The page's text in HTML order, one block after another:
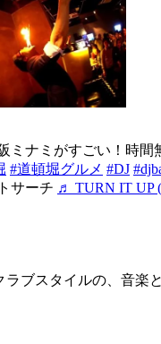
ミナミがすごい！時間
#道頓堀グルメ #DJ
サーチ ♬ TURN IT UP
ブスタイルの、音楽